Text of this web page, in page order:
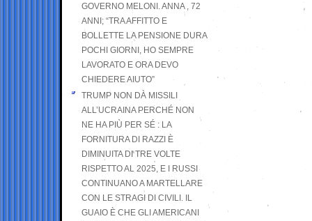
GOVERNO MELONI. ANNA , 72
ANNI; “TRA AFFITTO E
BOLLETTE LA PENSIONE DURA
POCHI GIORNI, HO SEMPRE
LAVORATO E ORA DEVO
CHIEDERE AIUTO”
TRUMP NON DÀ MISSILI
ALL’UCRAINA PERCHÉ NON
NE HA PIÙ PER SÉ : LA
FORNITURA DI RAZZI È
DIMINUITA DI TRE VOLTE
RISPETTO AL 2025, E I RUSSI
CONTINUANO A MARTELLARE
CON LE STRAGI DI CIVILI. IL
GUAIO È CHE GLI AMERICANI